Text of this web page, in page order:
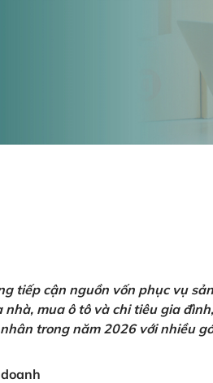
tiếp cận nguồn vốn phục vụ
mua ô tô và chi tiêu gia
trong năm 2026 với nhiều